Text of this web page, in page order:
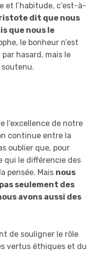
et l’habitude, c’est-à-
dit que nous
que nous le
le bonheur n’est
hasard, mais le
l’excellence de notre
continue entre la
oublier que, pour
qui le différencie des
pensée. Mais nous
seulement des
avons aussi des
de souligner le rôle
vertus éthiques et du